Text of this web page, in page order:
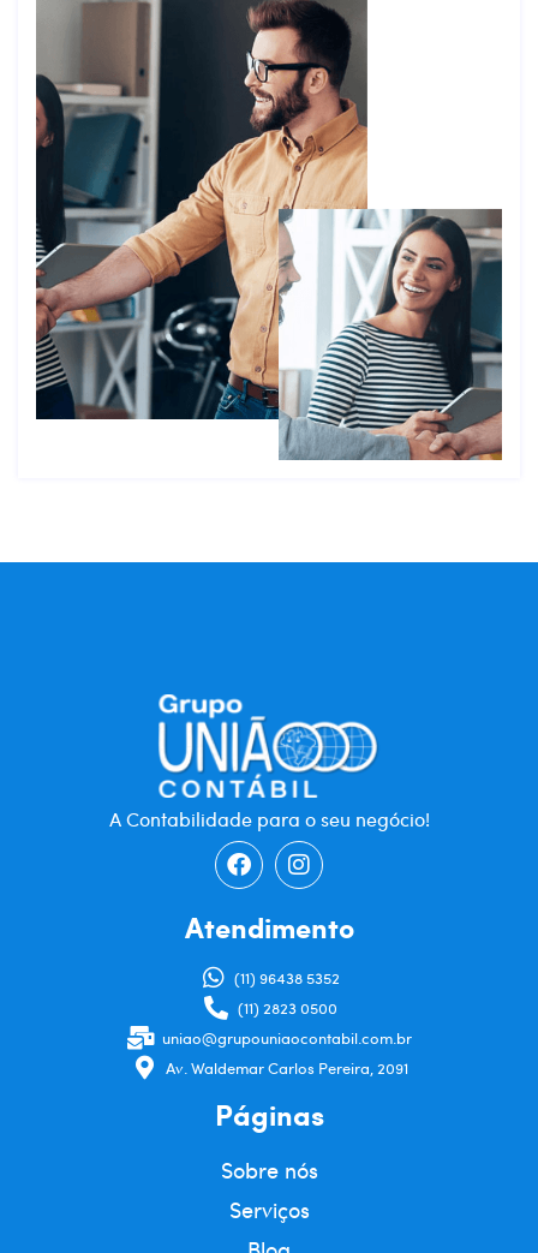
A Contabilidade para o seu negócio!
Atendimento
(11) 96438 5352
(11) 2823 0500
uniao@grupouniaocontabil.com.br
Av. Waldemar Carlos Pereira, 2091
Páginas
Sobre nós
Serviços